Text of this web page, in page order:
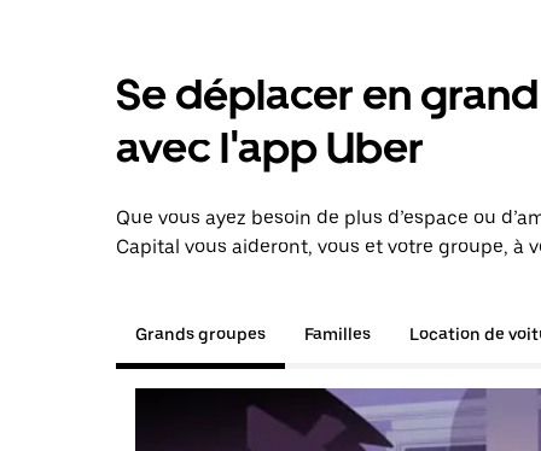
Se déplacer en
avec l'app Uber
Que vous ayez besoin de plus d’espace ou
Capital vous aideront, vous et votre groupe, à
Grands groupes Familles Location de